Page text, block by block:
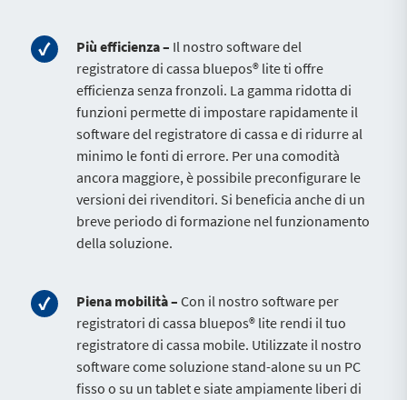
Più efficienza – Il nostro software del
registratore di cassa bluepos® lite ti offre
efficienza senza fronzoli. La gamma ridotta di
funzioni permette di impostare rapidamente il
software del registratore di cassa e di ridurre al
minimo le fonti di errore. Per una comodità
ancora maggiore, è possibile preconfigurare le
versioni dei rivenditori. Si beneficia anche di un
breve periodo di formazione nel funzionamento
della soluzione.
Piena mobilità – Con il nostro software per
registratori di cassa bluepos® lite rendi il tuo
registratore di cassa mobile. Utilizzate il nostro
software come soluzione stand-alone su un PC
fisso o su un tablet e siate ampiamente liberi di